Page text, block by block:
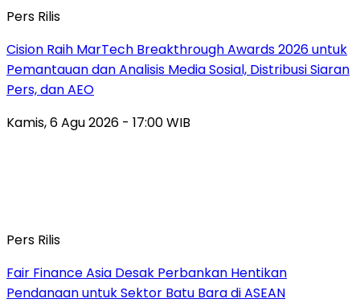
Pers Rilis
Cision Raih MarTech Breakthrough Awards 2026 untuk
Pemantauan dan Analisis Media Sosial, Distribusi Siaran
Pers, dan AEO
Kamis, 6 Agu 2026 - 17:00 WIB
Pers Rilis
Fair Finance Asia Desak Perbankan Hentikan
Pendanaan untuk Sektor Batu Bara di ASEAN